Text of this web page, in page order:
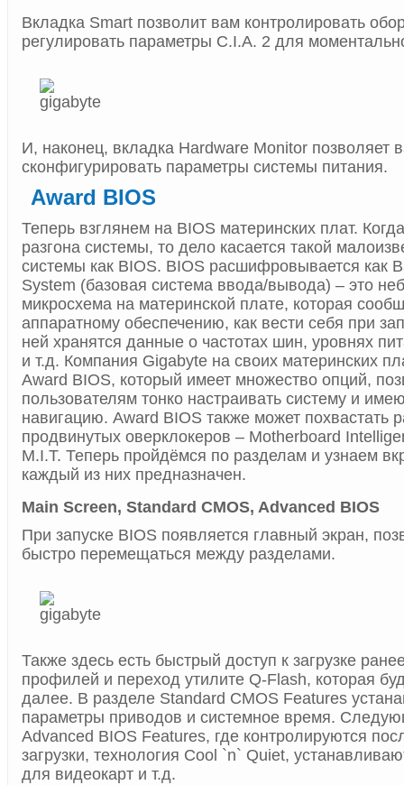
Вкладка Smart позволит вам контролировать
регулировать параметры C.I.A. 2 для
И, наконец, вкладка Hardware Мonitor позволяет
сконфигурировать параметры системы питания.
Award BIOS
Теперь взглянем на BIOS материнских плат.
разгона системы, то дело касается такой
системы как BIOS. BIOS расшифровывается как
System (базовая система ввода/вывода) – это
микросхема на материнской плате, которая
аппаратному обеспечению, как вести себя при
ней хранятся данные о частотах шин, уровнях
и т.д. Компания Gigabyte на своих материнских
Award BIOS, который имеет множество опций,
пользователям тонко настраивать систему и
навигацию. Award BIOS также может похвастать
продвинутых оверклокеров – Motherboard
M.I.T. Теперь пройдёмся по разделам и узнаем
каждый из них предназначен.
Main Screen, Standard CMOS, Advanced BIOS
При запуске BIOS появляется главный экран,
быстро перемещаться между разделами.
Также здесь есть быстрый доступ к загрузке
профилей и переход утилите Q-Flash, которая
далее. В разделе Standard CMOS Features
параметры приводов и системное время.
Advanced BIOS Features, где контролируются
загрузки, технология Cool `n` Quiet,
для видеокарт и т.д.